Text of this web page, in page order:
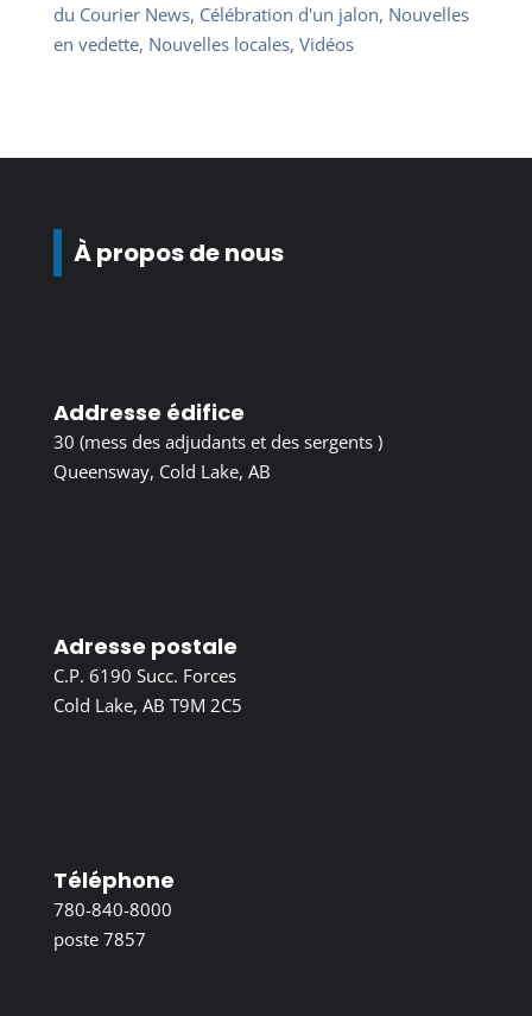
du Courier News, Célébration d'un jalon, Nouvelles
en vedette, Nouvelles locales, Vidéos
À propos de nous
Addresse édifice
30 (mess des adjudants et des sergents )
Queensway, Cold Lake, AB
Adresse postale
C.P. 6190 Succ. Forces
Cold Lake, AB T9M 2C5
Téléphone
780-840-8000
poste 7857